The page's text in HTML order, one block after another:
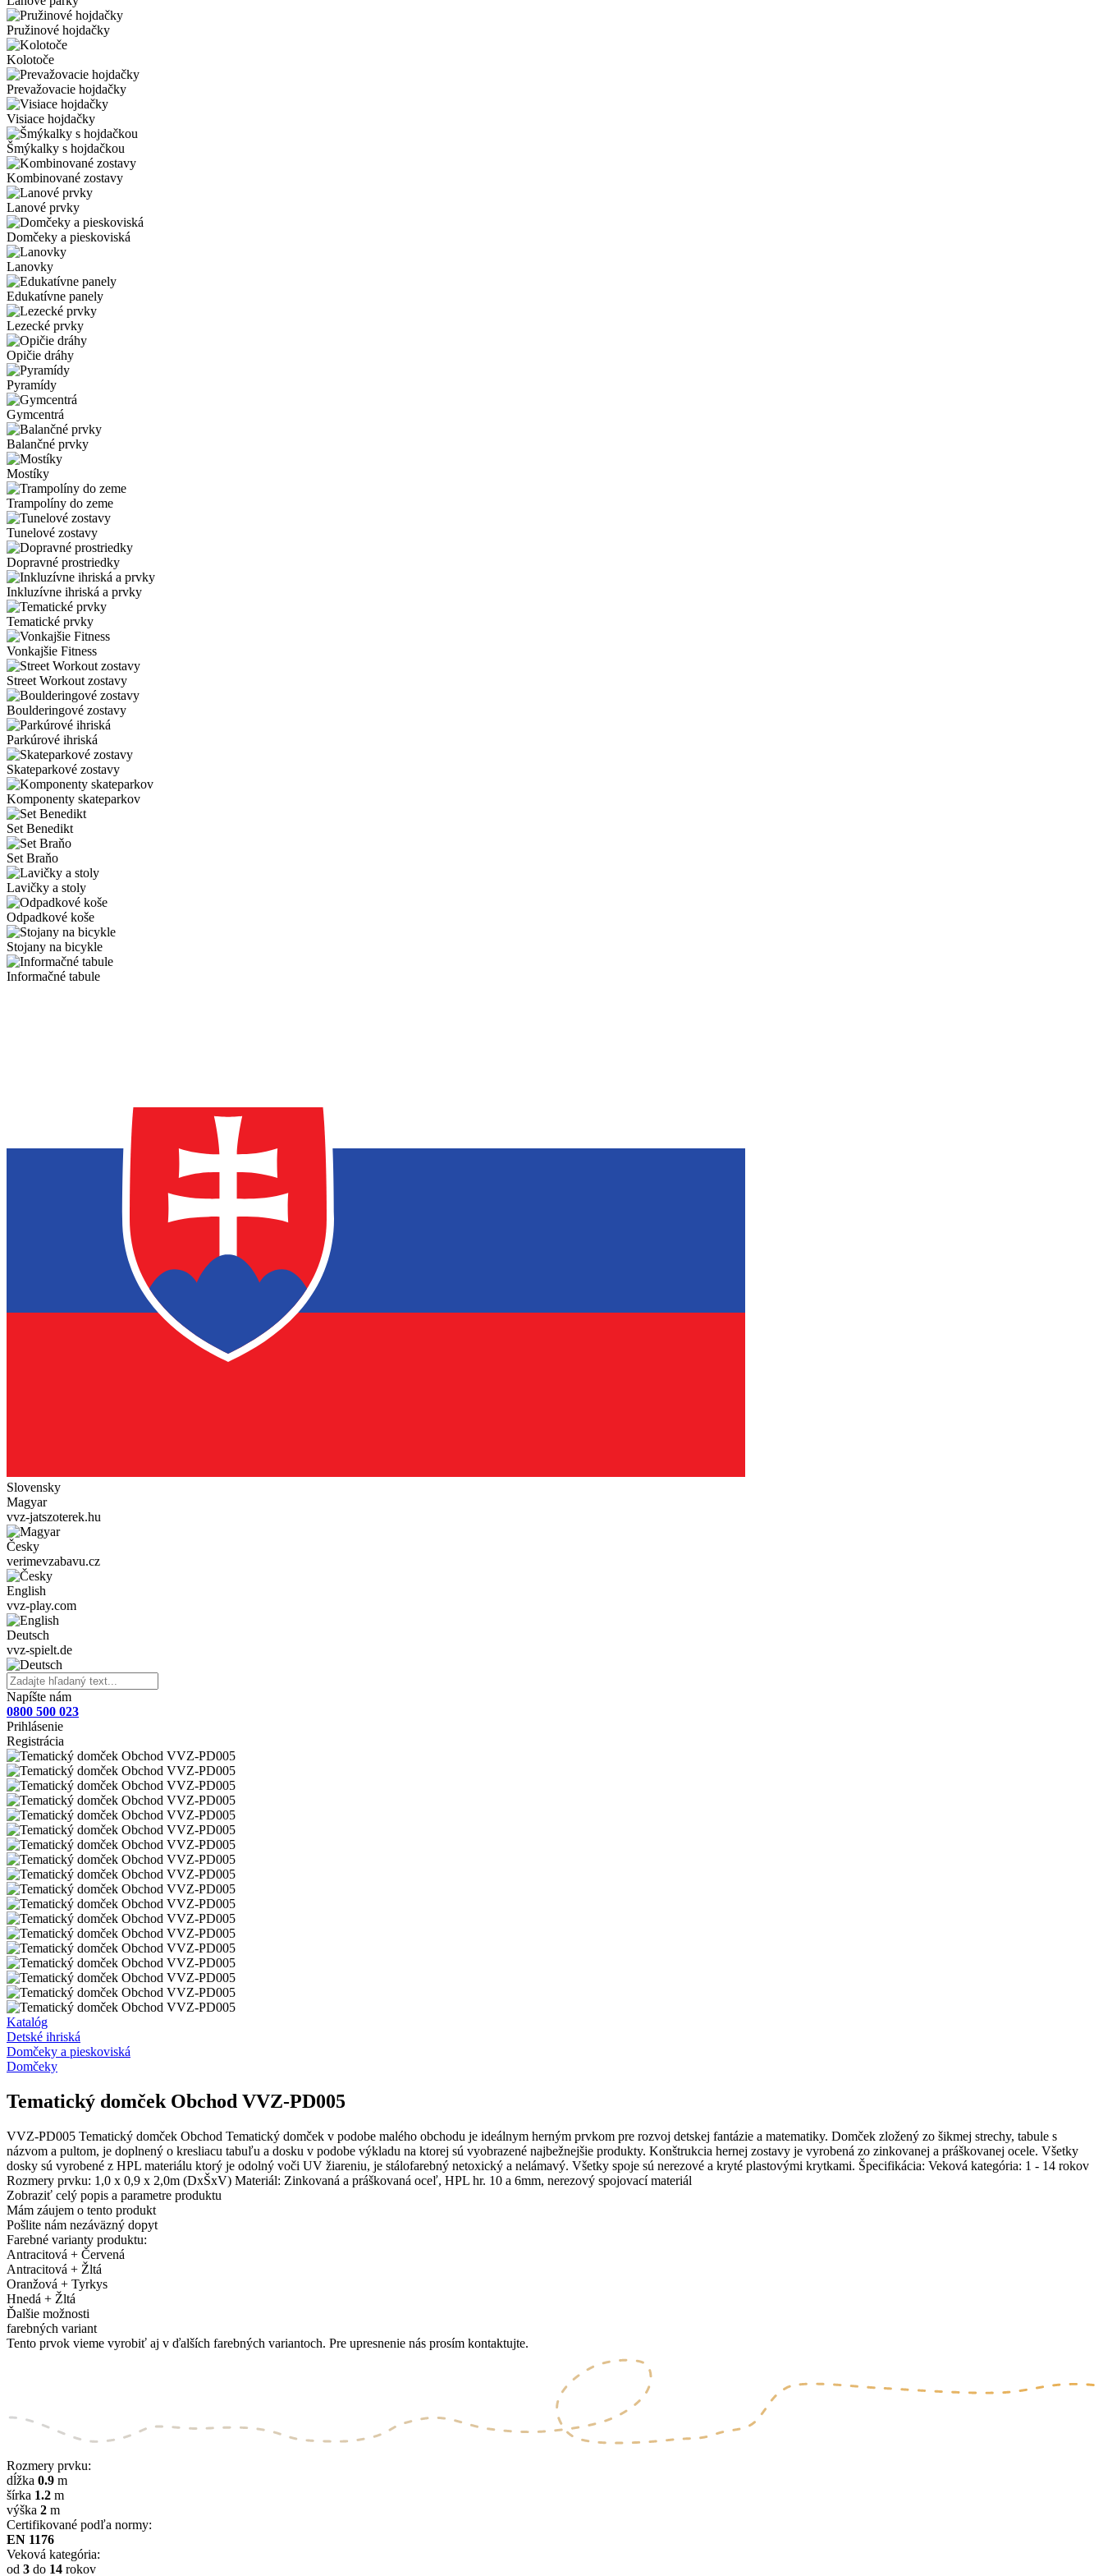
Pružinové hojdačky
Kolotoče
Prevažovacie hojdačky
Visiace hojdačky
Šmýkalky s hojdačkou
Kombinované zostavy
Lanové prvky
Domčeky a pieskoviská
Lanovky
Edukatívne panely
Lezecké prvky
Opičie dráhy
Pyramídy
Gymcentrá
Balančné prvky
Mostíky
Trampolíny do zeme
Tunelové zostavy
Dopravné prostriedky
Inkluzívne ihriská a prvky
Tematické prvky
Vonkajšie Fitness
Street Workout zostavy
Boulderingové zostavy
Parkúrové ihriská
Skateparkové zostavy
Komponenty skateparkov
Set Benedikt
Set Braňo
Lavičky a stoly
Odpadkové koše
Stojany na bicykle
Informačné tabule
Slovensky
Magyar
vvz-jatszoterek.hu
Česky
verimevzabavu.cz
English
vvz-play.com
Deutsch
vvz-spielt.de
Napíšte nám
0800 500 023
Prihlásenie
Registrácia
Katalóg
Detské ihriská
Domčeky a pieskoviská
Domčeky
Tematický domček Obchod VVZ-PD005
VVZ-PD005 Tematický domček Obchod Tematický domček v podobe malého obchodu je ideálnym herným prvkom pre rozvoj detskej fantázie a matematiky. Domček zložený zo šikmej strechy, tabule s
názvom a pultom, je doplnený o kresliacu tabuľu a dosku v podobe výkladu na ktorej sú vyobrazené najbežnejšie produkty. Konštrukcia hernej zostavy je vyrobená zo zinkovanej a práškovanej ocele. Všetky
dosky sú vyrobené z HPL materiálu ktorý je odolný voči UV žiareniu, je stálofarebný netoxický a nelámavý. Všetky spoje sú nerezové a kryté plastovými krytkami. Špecifikácia: Veková kategória: 1 - 14 rokov
Rozmery prvku: 1,0 x 0,9 x 2,0m (DxŠxV) Materiál: Zinkovaná a práškovaná oceľ, HPL hr. 10 a 6mm, nerezový spojovací materiál
Zobraziť celý popis a parametre produktu
Mám záujem o tento produkt
Pošlite nám nezáväzný dopyt
Farebné varianty produktu:
Antracitová + Červená
Antracitová + Žltá
Oranžová + Tyrkys
Hnedá + Žltá
Ďalšie možnosti
farebných variant
Tento prvok vieme vyrobiť aj v ďalších farebných variantoch. Pre upresnenie nás prosím kontaktujte.
Rozmery prvku:
dĺžka 0.9 m
šírka 1.2 m
výška 2 m
Certifikované podľa normy:
EN 1176
Veková kategória:
od 3 do 14 rokov